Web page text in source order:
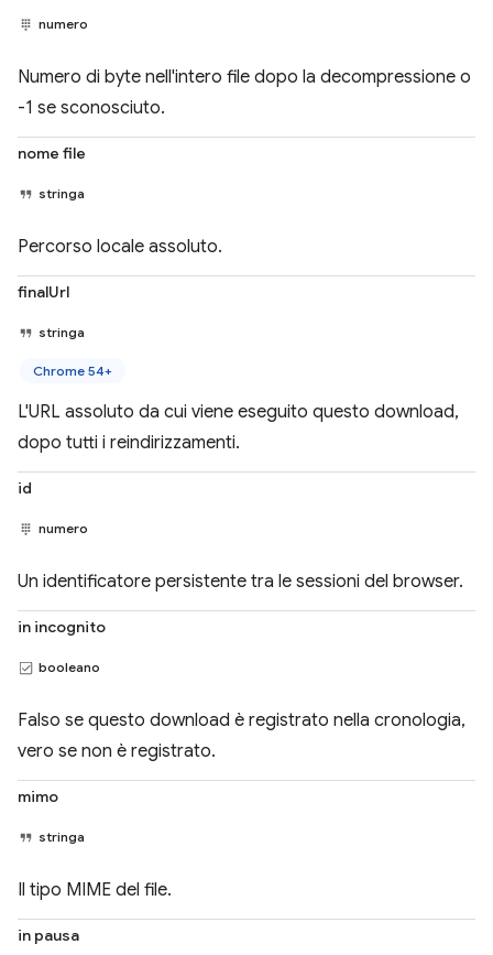
numero
Numero di byte nell'intero file dopo la decompressione o
-1 se sconosciuto.
nome file
stringa
Percorso locale assoluto.
finalUrl
stringa
Chrome 54+
L'URL assoluto da cui viene eseguito questo download,
dopo tutti i reindirizzamenti.
id
numero
Un identificatore persistente tra le sessioni del browser.
in incognito
booleano
Falso se questo download è registrato nella cronologia,
vero se non è registrato.
mimo
stringa
Il tipo MIME del file.
in pausa